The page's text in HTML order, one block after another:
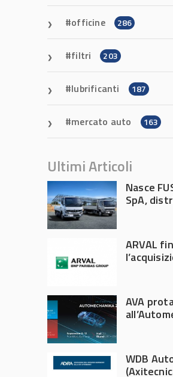
officine 286
filtri 203
lubrificanti 187
mercato auto 163
Ultimi Articoli
Nasce
SpA,
ARVAL
AVA
WDB